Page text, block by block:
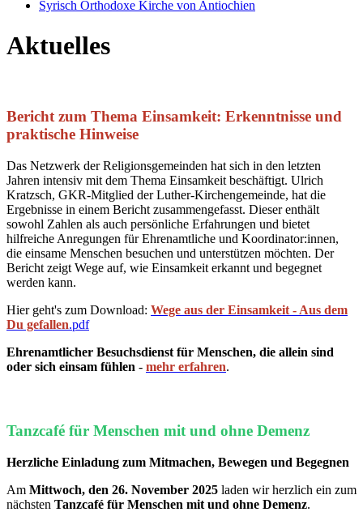
Syrisch Orthodoxe Kirche von Antiochien
Aktuelles
Bericht zum Thema Einsamkeit: Erkenntnisse und
praktische Hinweise
Das Netzwerk der Religionsgemeinden hat sich in den letzten
Jahren intensiv mit dem Thema Einsamkeit beschäftigt. Ulrich
Kratzsch, GKR-Mitglied der Luther-Kirchengemeinde, hat die
Ergebnisse in einem Bericht zusammengefasst. Dieser enthält
sowohl Zahlen als auch persönliche Erfahrungen und bietet
hilfreiche Anregungen für Ehrenamtliche und Koordinator:innen,
die einsame Menschen besuchen und unterstützen möchten. Der
Bericht zeigt Wege auf, wie Einsamkeit erkannt und begegnet
werden kann.
Hier geht's zum Download: Wege aus der Einsamkeit - Aus dem
Du gefallen.pdf
Ehrenamtlicher Besuchsdienst für Menschen, die allein sind
oder sich einsam fühlen - mehr erfahren.
Tanzcafé für Menschen mit und ohne Demenz
Herzliche Einladung zum Mitmachen, Bewegen und Begegnen
Am Mittwoch, den 26. November 2025 laden wir herzlich ein zum
nächsten Tanzcafé für Menschen mit und ohne Demenz.